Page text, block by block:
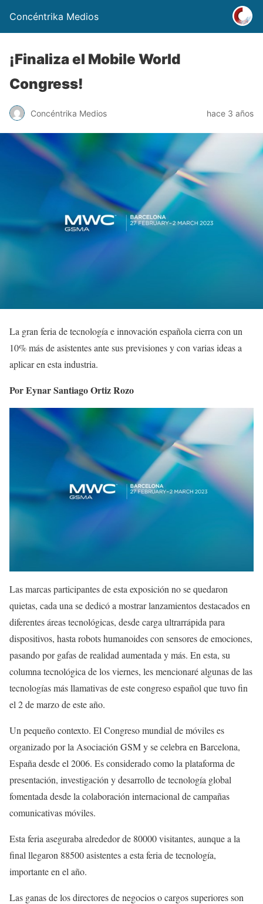
Concéntrika Medios
¡Finaliza el Mobile World
Congress!
Concéntrika Medios hace 3 años
La gran feria de tecnología e innovación española cierra con un
10% más de asistentes ante sus previsiones y con varias ideas a
aplicar en esta industria.
Por Eynar Santiago Ortiz Rozo
Las marcas participantes de esta exposición no se quedaron
quietas, cada una se dedicó a mostrar lanzamientos destacados en
diferentes áreas tecnológicas, desde carga ultrarrápida para
dispositivos, hasta robots humanoides con sensores de emociones,
pasando por gafas de realidad aumentada y más. En esta, su
columna tecnológica de los viernes, les mencionaré algunas de las
tecnologías más llamativas de este congreso español que tuvo fin
el 2 de marzo de este año.
Un pequeño contexto. El Congreso mundial de móviles es
organizado por la Asociación GSM y se celebra en Barcelona,
España desde el 2006. Es considerado como la plataforma de
presentación, investigación y desarrollo de tecnología global
fomentada desde la colaboración internacional de campañas
comunicativas móviles.
Esta feria aseguraba alrededor de 80000 visitantes, aunque a la
final llegaron 88500 asistentes a esta feria de tecnología,
importante en el año.
Las ganas de los directores de negocios o cargos superiores son